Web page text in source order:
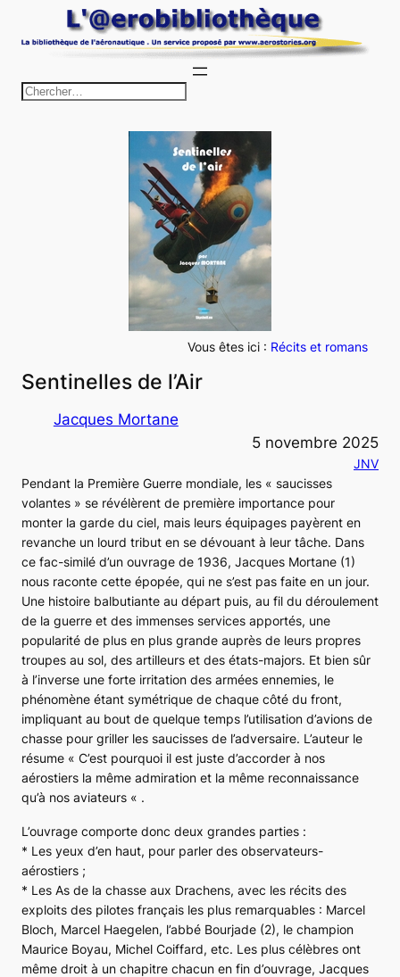
au
h
e
r
c
h
e
r
Vous êtes ici : Récits et romans
Sentinelles de l’Air
Jacques Mortane
5 novembre 2025
JNV
Pendant la Première Guerre mondiale, les « saucisses
volantes » se révélèrent de première importance pour
monter la garde du ciel, mais leurs équipages payèrent en
revanche un lourd tribut en se dévouant à leur tâche. Dans
ce fac-similé d’un ouvrage de 1936, Jacques Mortane (1)
nous raconte cette épopée, qui ne s’est pas faite en un jour.
Une histoire balbutiante au départ puis, au fil du déroulement
de la guerre et des immenses services apportés, une
popularité de plus en plus grande auprès de leurs propres
troupes au sol, des artilleurs et des états-majors. Et bien sûr
à l’inverse une forte irritation des armées ennemies, le
phénomène étant symétrique de chaque côté du front,
impliquant au bout de quelque temps l’utilisation d’avions de
chasse pour griller les saucisses de l’adversaire. L’auteur le
résume « C’est pourquoi il est juste d’accorder à nos
aérostiers la même admiration et la même reconnaissance
qu’à nos aviateurs « .
L’ouvrage comporte donc deux grandes parties :
* Les yeux d’en haut, pour parler des observateurs-
aérostiers ;
* Les As de la chasse aux Drachens, avec les récits des
exploits des pilotes français les plus remarquables : Marcel
Bloch, Marcel Haegelen, l’abbé Bourjade (2), le champion
Maurice Boyau, Michel Coiffard, etc. Les plus célèbres ont
même droit à un chapitre chacun en fin d’ouvrage, Jacques